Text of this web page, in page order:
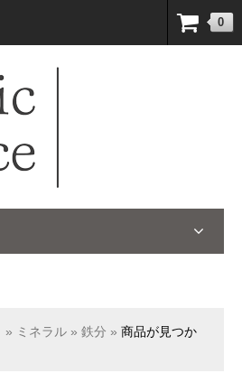
アより、臨床経験＆知識の豊富なナチュ
トや ナチュラルグッズをお届けします！
0
» ミネラル » 鉄分 » 商品が見つか